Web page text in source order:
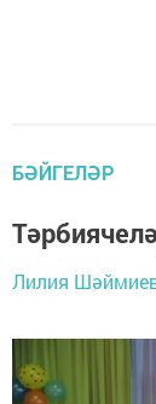
БӘЙГЕЛӘР
Лилия